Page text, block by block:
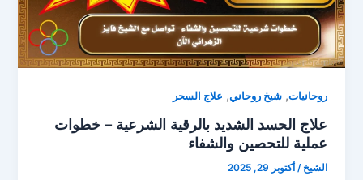
روحانيات,شيخ روحاني, علاج السحر
علاج الحسد الشديد بالرقية الشرعية – خطوات
عملية للتحصين والشفاء
الشيخ/أكتوبر 29, 2025